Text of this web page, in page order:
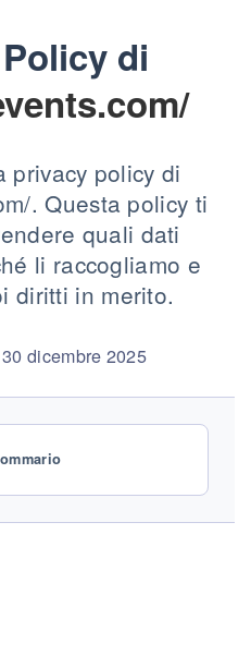
di
privacy policy di
. Questa policy ti
quali dati
li raccogliamo e
diritti in merito.
dicembre 2025